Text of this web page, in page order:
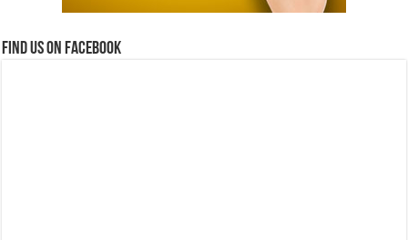
Find us on Facebook